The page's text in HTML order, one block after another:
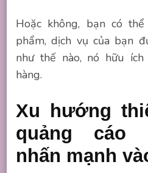
Hoặc không, bạn có
phẩm, dịch vụ của bạn
như thế nào, nó hữu
hàng.
Xu hướng
quảng cáo
nhấn mạnh